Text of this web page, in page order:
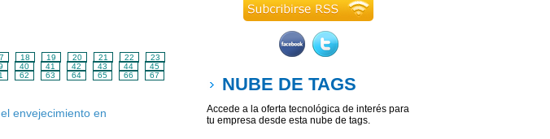
18 19 20 21 22
23
40 41 42 43 44
45
62 63 64 65 66
67
envejecimiento en
NUBE DE TAGS
Accede a la oferta tecnológica de interés para
tu empresa desde esta nube de tags.